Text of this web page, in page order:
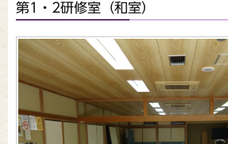
第1・2研修室（和室）